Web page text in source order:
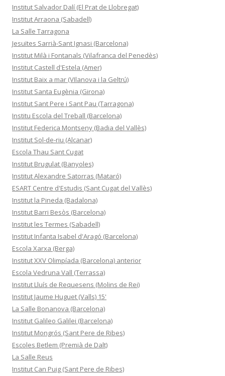
Institut Salvador Dalí (El Prat de Llobregat)
Institut Arraona (Sabadell)
La Salle Tarragona
Jesuïtes Sarrià-Sant Ignasi (Barcelona)
Institut Milà i Fontanals (Vilafranca del Penedès)
Institut Castell d'Estela (Amer)
Institut Baix a mar (VIlanova i la Geltrú)
Institut Santa Eugènia (Girona)
Institut Sant Pere i Sant Pau (Tarragona)
Institu Escola del Treball (Barcelona)
Institut Federica Montseny (Badia del Vallès)
Institut Sol-de-riu (Alcanar)
Escola Thau Sant Cugat
Institut Brugulat (Banyoles)
Institut Alexandre Satorras (Mataró)
ESART Centre d'Estudis (Sant Cugat del Vallès)
Institut la Pineda (Badalona)
Institut Barri Besòs (Barcelona)
Institut les Termes (Sabadell)
Institut Infanta Isabel d'Aragó (Barcelona)
Escola Xarxa (Berga)
Institut XXV Olimpíada (Barcelona) anterior
Escola Vedruna Vall (Terrassa)
Institut Lluís de Requesens (Molins de Rei)
Institut Jaume Huguet (Valls) 15'
La Salle Bonanova (Barcelona)
Institut Galileo Galilei (Barcelona)
Institut Mongrós (Sant Pere de Ribes)
Escoles Betlem (Premià de Dalt)
La Salle Reus
Institut Can Puig (Sant Pere de Ribes)